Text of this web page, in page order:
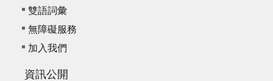
雙語詞彙
無障礙服務
加入我們
資訊公開